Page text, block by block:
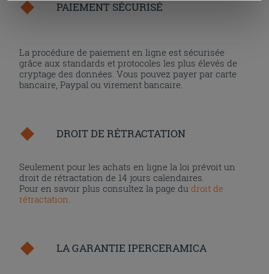
« personalizer ». Le consentement peut être exprimé en
l'installation des cookies techniques uniquement.
PAIEMENT SÉCURISÉ
La procédure de paiement en ligne est sécurisée
grâce aux standards et protocoles les plus élevés de
cryptage des données. Vous pouvez payer par carte
bancaire, Paypal ou virement bancaire.
DROIT DE RÉTRACTATION
Seulement pour les achats en ligne la loi prévoit un
droit de rétractation de 14 jours calendaires.
Pour en savoir plus consultez la page dudroit de
rétractation
LA GARANTIE IPERCERAMICA